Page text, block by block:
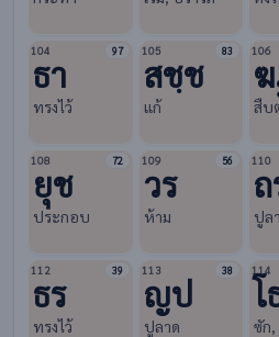
104 97
ธา
ทรงไว้
105 83
สชฺช
แก้
106
สืบ
108 72
ยุช
ประกอบ
109 56
วร
ห้าม
110
ปูล
112 39
ธร
ทรงไว้
113 38
ญป
ปูลาด
114
โ
ซัก,